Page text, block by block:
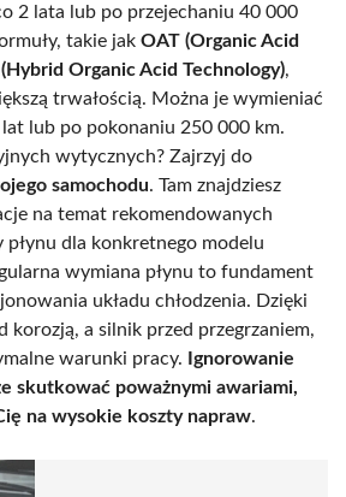
2 lata lub po przejechaniu 40 000
takie jak OAT (Organic Acid
Organic Acid Technology),
trwałością. Można je wymieniać
lub po pokonaniu 250 000 km.
wytycznych? Zajrzyj do
samochodu. Tam znajdziesz
na temat rekomendowanych
dla konkretnego modelu
wymiana płynu to fundament
układu chłodzenia. Dzięki
korozją, a silnik przed przegrzaniem,
warunki pracy.
Ignorowanie
skutkować poważnymi awariami,
na wysokie koszty napraw.